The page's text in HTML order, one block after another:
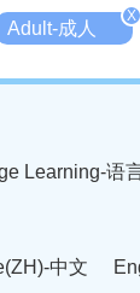
Adult-成人
X
Learning-语
中文